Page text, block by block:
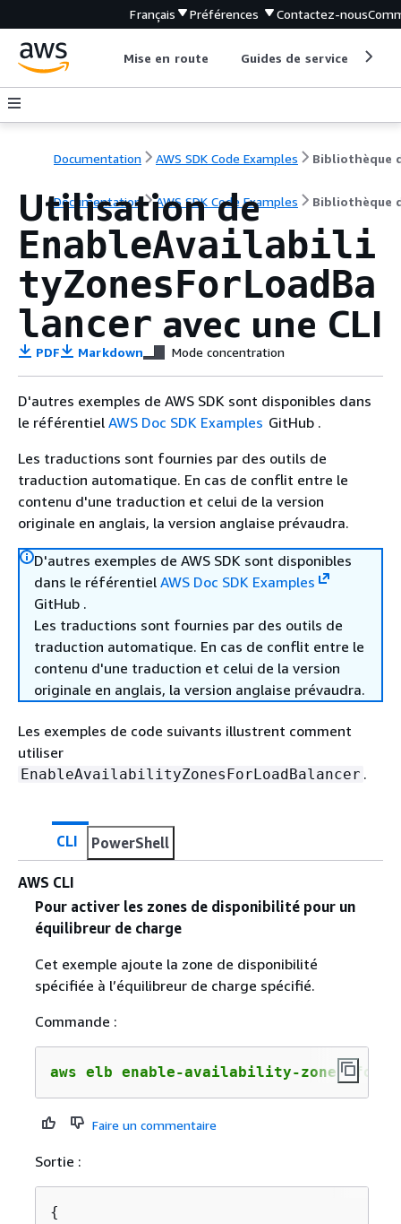
Français Préférences Contactez-nous
Mise en route Guides de service
Documentation AWS SDK Code Examples
Documentation AWS SDK Code Examples Bibliothèque
Utilisation de
EnableAvailabili
tyZonesForLoadBa
lancer avec une CLI
PDF Markdown Mode concentration
D'autres exemples de AWS SDK sont disponibles dans
le référentiel AWS Doc SDK Examples GitHub .
Les traductions sont fournies par des outils de
traduction automatique. En cas de conflit entre le
contenu d'une traduction et celui de la version
originale en anglais, la version anglaise prévaudra.
D'autres exemples de AWS SDK sont disponibles
dans le référentiel AWS Doc SDK Examples
GitHub .
Les traductions sont fournies par des outils de
traduction automatique. En cas de conflit entre le
contenu d'une traduction et celui de la version
originale en anglais, la version anglaise prévaudra.
Les exemples de code suivants illustrent comment
utiliser
EnableAvailabilityZonesForLoadBalancer .
CLI PowerShell
AWS CLI
Pour activer les zones de disponibilité pour un
équilibreur de charge
Cet exemple ajoute la zone de disponibilité
spécifiée à l’équilibreur de charge spécifié.
Commande :
aws elb enable-availability-zones-for-
Faire un commentaire
Sortie :
{